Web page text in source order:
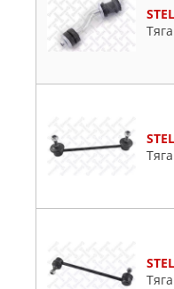
Daihatsu
Dodge
Ford
Infiniti
Land Rover